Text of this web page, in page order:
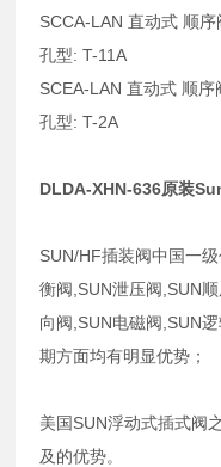
SCCA-LAN 直动式 顺
孔型: T-11A
SCEA-LAN 直动式 顺
孔型: T-2A
DLDA-XHN-636原装
SUN/HF插装阀中国一
衡阀,SUN泄压阀,SUN
向阀,SUN电磁阀,SUN
期方面均有明显优势；
美国SUN浮动式插式阀
及的优势。